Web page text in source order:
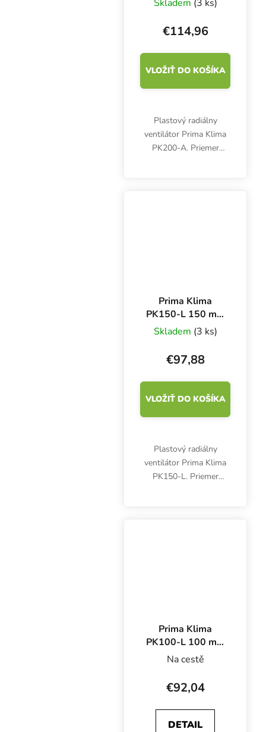
jednorýchlostný
ventilátor
Skladem (3 ks)
€114,96
VLOŽIŤ DO KOŠÍKA
Plastový radiálny
ventilátor Prima Klima
PK200-A. Priemer
Prima Klima
PK150-L 150 mm
- 760 m3/h,
jednorýchlostný
ventilátor
Skladem (3 ks)
€97,88
VLOŽIŤ DO KOŠÍKA
Plastový radiálny
ventilátor Prima Klima
PK150-L. Priemer
Prima Klima
PK100-L 100 mm
- 280 m3/h,
ventilátor
Na cestě
€92,04
DETAIL